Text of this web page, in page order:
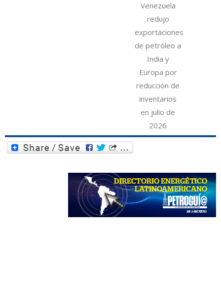
Venezuela
redujo
exportaciones
de petróleo a
India y
Europa por
reducción de
inventarios
en julio de
2026